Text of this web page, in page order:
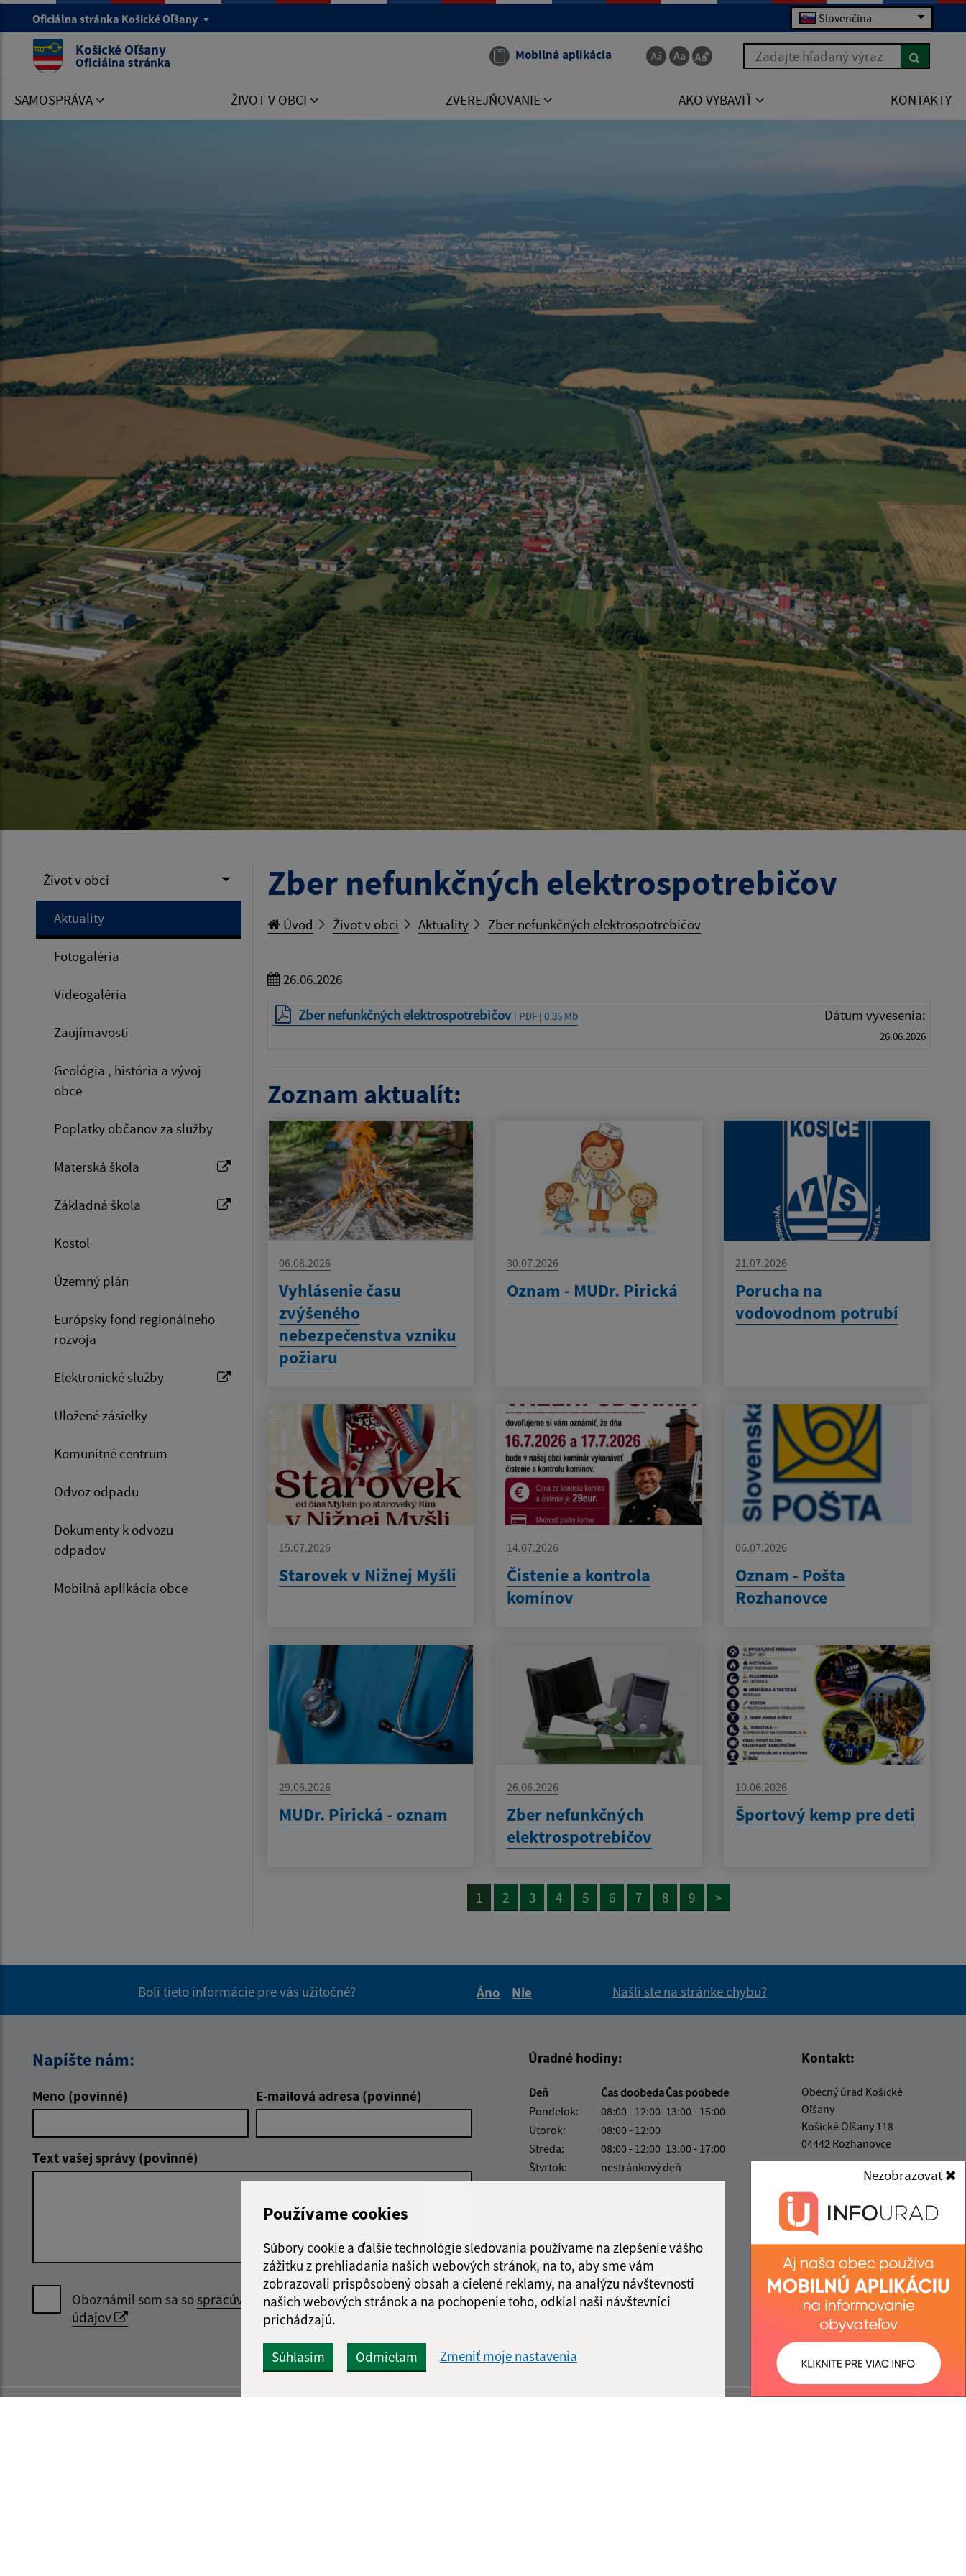
Používame cookies
Súbory cookie a ďalšie technológie sledovania používame na zlepšenie vášho
zážitku z prehliadania našich webových stránok, na to, aby sme vám
zobrazovali prispôsobený obsah a cielené reklamy, na analýzu návštevnosti
našich webových stránok a na pochopenie toho, odkiaľ naši návštevníci
prichádzajú.
Súhlasím Odmietam Zmeniť moje nastavenia
Nezobrazovať
Oficiálna stránka Košické Oľšany Slovenčina
Košické Oľšany
Oficiálna stránka Mobilná aplikácia Zadajte hľadaný výraz
SAMOSPRÁVA ŽIVOT V OBCI ZVEREJŇOVANIE AKO VYBAVIŤ KONTAKTY
Život v obci
Aktuality
Fotogaléria
Videogaléria
Zaujímavosti
Geológia , história a vývoj
obce
Poplatky občanov za služby
Materská škola
Základná škola
Kostol
Územný plán
Európsky fond regionálneho
rozvoja
Elektronické služby
Uložené zásielky
Komunitné centrum
Odvoz odpadu
Dokumenty k odvozu
odpadov
Mobilná aplikácia obce
Zber nefunkčných elektrospotrebičov
Úvod Život v obci Aktuality Zber nefunkčných elektrospotrebičov
26.06.2026
Zber nefunkčných elektrospotrebičov | PDF | 0.35 Mb Dátum vyvesenia:
26.06.2026
Zoznam aktualít:
06.08.2026
Vyhlásenie času
zvýšeného
nebezpečenstva vzniku
požiaru
30.07.2026
Oznam - MUDr. Pirická
21.07.2026
Porucha na
vodovodnom potrubí
15.07.2026
Starovek v Nižnej Myšli
14.07.2026
Čistenie a kontrola
komínov
06.07.2026
Oznam - Pošta
Rozhanovce
29.06.2026
MUDr. Pirická - oznam
26.06.2026
Zber nefunkčných
elektrospotrebičov
10.06.2026
Športový kemp pre deti
1 2 3 4 5 6 7 8 9 >
Boli tieto informácie pre vás užitočné?
Áno
Nie
Našli ste na stránke chybu?
Napíšte nám:
Meno (povinné) E-mailová adresa (povinné)
Text vašej správy (povinné)
Oboznámil som sa sospracúvaním osobných
údajov
Google reCaptcha Response
Odoslať
správu
Úradné hodiny:
Deň Čas doobedaČas poobede
Pondelok:
08:00 - 12:00 13:00 - 15:00
Utorok:
08:00 - 12:00
Streda:
08:00 - 12:00 13:00 - 17:00
Štvrtok:
nestránkový deň
Piatok:
08:00 - 12:00
Kontakt:
Obecný úrad Košické
Oľšany
Košické Oľšany 118
04442 Rozhanovce
obec@kosickeolsany.sk
+421 55 6950 230
IČO: 324361